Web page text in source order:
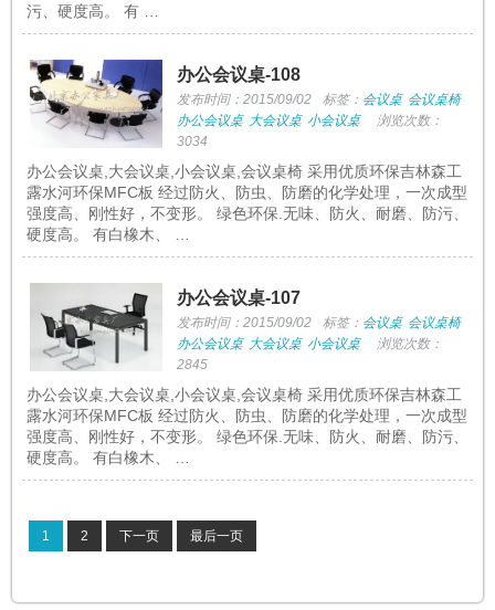
污、硬度高。 有 …
办公会议桌-108
发布时间：2015/09/02 标签： 会议桌 会议桌椅
办公会议桌 大会议桌 小会议桌
浏览次数：
3034
办公会议桌,大会议桌,小会议桌,会议桌椅 采用优质环保吉林森工
露水河环保MFC板 经过防火、防虫、防磨的化学处理，一次成型
强度高、刚性好，不变形。 绿色环保.无味、防火、耐磨、防污、
硬度高。 有白橡木、 …
办公会议桌-107
发布时间：2015/09/02 标签： 会议桌 会议桌椅
办公会议桌 大会议桌 小会议桌
浏览次数：
2845
办公会议桌,大会议桌,小会议桌,会议桌椅 采用优质环保吉林森工
露水河环保MFC板 经过防火、防虫、防磨的化学处理，一次成型
强度高、刚性好，不变形。 绿色环保.无味、防火、耐磨、防污、
硬度高。 有白橡木、 …
1 2 下一页 最后一页